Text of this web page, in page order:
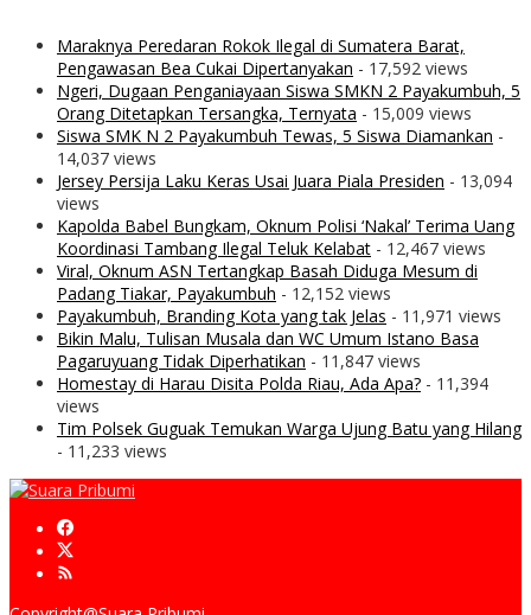
Maraknya Peredaran Rokok Ilegal di Sumatera Barat,
Pengawasan Bea Cukai Dipertanyakan - 17,592 views
Ngeri, Dugaan Penganiayaan Siswa SMKN 2 Payakumbuh, 5
Orang Ditetapkan Tersangka, Ternyata - 15,009 views
Siswa SMK N 2 Payakumbuh Tewas, 5 Siswa Diamankan -
14,037 views
Jersey Persija Laku Keras Usai Juara Piala Presiden - 13,094
views
Kapolda Babel Bungkam, Oknum Polisi ‘Nakal’ Terima Uang
Koordinasi Tambang Ilegal Teluk Kelabat - 12,467 views
Viral, Oknum ASN Tertangkap Basah Diduga Mesum di
Padang Tiakar, Payakumbuh - 12,152 views
Payakumbuh, Branding Kota yang tak Jelas - 11,971 views
Bikin Malu, Tulisan Musala dan WC Umum Istano Basa
Pagaruyuang Tidak Diperhatikan - 11,847 views
Homestay di Harau Disita Polda Riau, Ada Apa? - 11,394
views
Tim Polsek Guguak Temukan Warga Ujung Batu yang Hilang
- 11,233 views